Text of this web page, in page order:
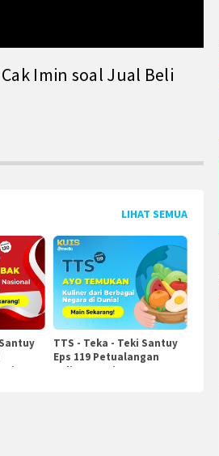
Imin soal Jual Beli
LIHAT SEMUA
TTS - Teka - Teki Santuy
Eps 119 Petualangan
Kuliner Dunia